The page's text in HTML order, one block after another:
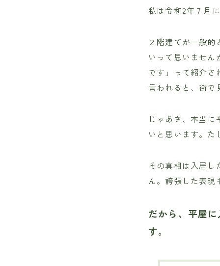
私は令和2年７月
２階建てが一般
いって思いませ
です」って紹介さ
言われると、街で
じゃあさ、本当
いと思います。
その真相は入居
ん。誇張した表現
だから、平屋
す。